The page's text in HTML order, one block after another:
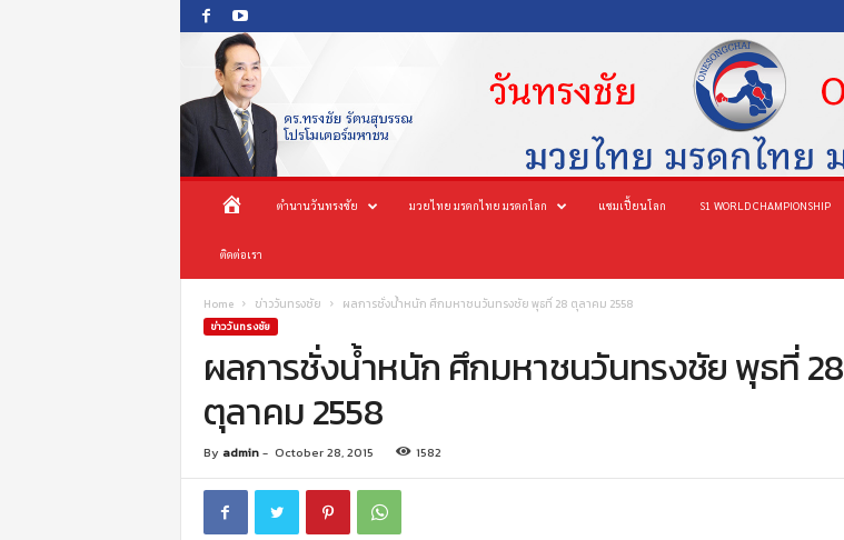
O
o
น้
า
ก
ตำนานวันทรงชัย มวยไทย มรดกไทย มรดกโลก แชมเปี้ยนโลก S1 WORLD CHAMPIONSHIP
ติดต่อเรา
Home ข่าววันทรงชัย ผลการชั่งน้ำหนัก ศึกมหาชนวันทรงชัย พุธที่ 28 ตุลาคม 2558
ข่าววันทรงชัย
ผลการชั่งน้ำหนัก ศึกมหาชนวันทรงชัย พุธที่ 28
ตุลาคม 2558
By admin- October 28, 2015 1582